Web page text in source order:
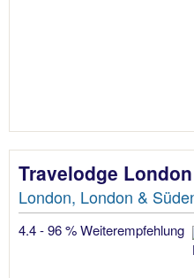
Travelodge
London, London &
4.4 - 96 % Weiterempfehlung